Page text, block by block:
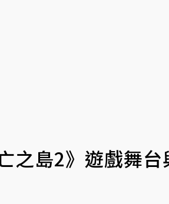
之島2》遊戲舞